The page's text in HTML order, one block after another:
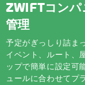
ZWIFTコンパ
管理
予定がぎっしり詰ま
イベント、ルート、
ップで簡単に設定可
ュールに合わせてプ